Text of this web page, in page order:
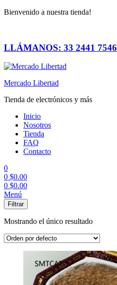
Bienvenido a nuestra tienda!
LLÁMANOS: 33 2441 7546
Mercado Libertad
Tienda de electrónicos y más
Inicio
Nosotros
Tienda
FAQ
Contacto
0
0 $0.00
0 $0.00
Menú
Filtrar
Mostrando el único resultado